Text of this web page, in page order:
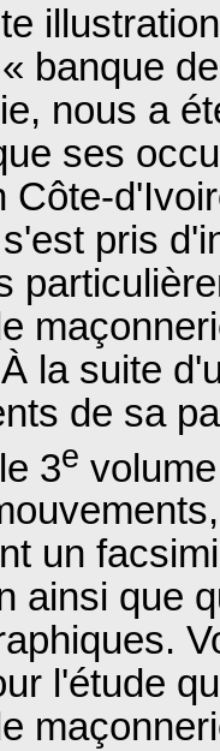
banque
nous a
ses
Côte-
pris
la suite
de sa
3e
un
ainsi que
l'étude